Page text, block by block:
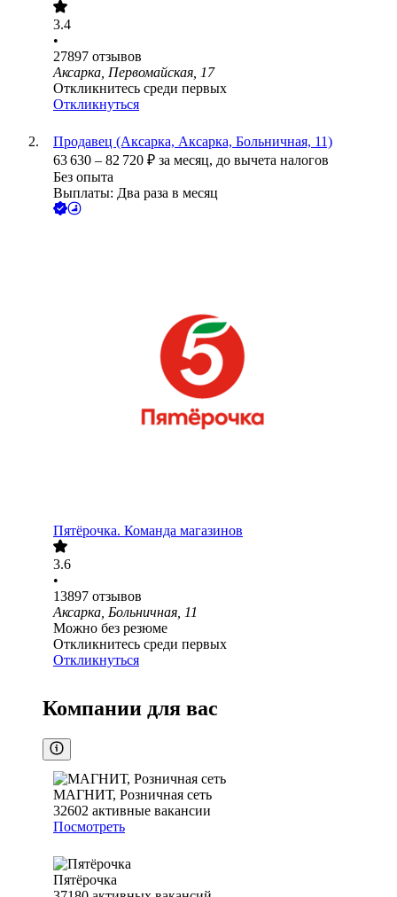
3.4
•
27897 отзывов
Аксарка, Первомайская, 17
Откликнитесь среди первых
Откликнуться
Продавец (Аксарка, Аксарка, Больничная, 11)
63 630 – 82 720 ₽ за месяц, до вычета налогов
Без опыта
Выплаты: Два раза в месяц
Пятёрочка. Команда магазинов
3.6
•
13897 отзывов
Аксарка, Больничная, 11
Можно без резюме
Откликнитесь среди первых
Откликнуться
Компании для вас
МАГНИТ, Розничная сеть
32602 активные вакансии
Посмотреть
Пятёрочка